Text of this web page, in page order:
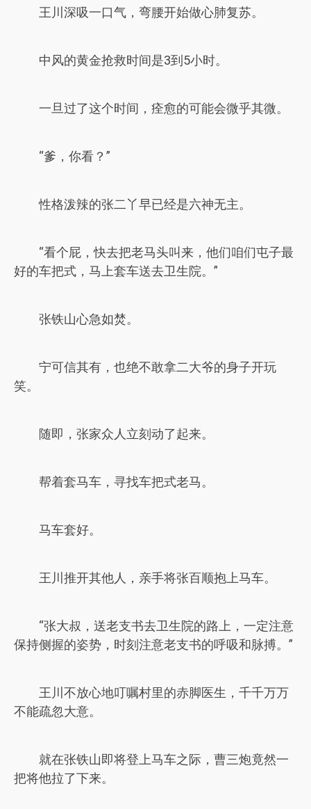
王川深吸一口气，弯腰开始做心肺复苏。
中风的黄金抢救时间是3到5小时。
一旦过了这个时间，痊愈的可能会微乎其微。
“爹，你看？”
性格泼辣的张二丫早已经是六神无主。
“看个屁，快去把老马头叫来，他们咱们屯子最
好的车把式，马上套车送去卫生院。”
张铁山心急如焚。
宁可信其有，也绝不敢拿二大爷的身子开玩
笑。
随即，张家众人立刻动了起来。
帮着套马车，寻找车把式老马。
马车套好。
王川推开其他人，亲手将张百顺抱上马车。
“张大叔，送老支书去卫生院的路上，一定注意
保持侧握的姿势，时刻注意老支书的呼吸和脉搏。”
王川不放心地叮嘱村里的赤脚医生，千千万万
不能疏忽大意。
就在张铁山即将登上马车之际，曹三炮竟然一
把将他拉了下来。